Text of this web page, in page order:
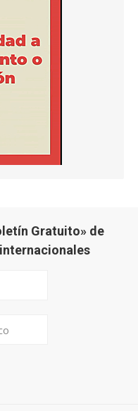
Gratuito» de